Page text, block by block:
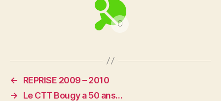
←
REPRISE 2009 – 2010
→
Le CTT Bougy a 50 ans…